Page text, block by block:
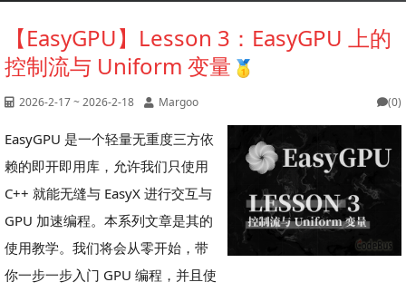
【EasyGPU】Lesson 3：EasyGPU 上的
控制流与 Uniform 变量
2026-2-17 ~ 2026-2-18 Margoo (0)
EasyGPU 是一个轻量无重度三方依
赖的即开即用库，允许我们只使用
C++ 就能无缝与 EasyX 进行交互与
GPU 加速编程。本系列文章是其的
使用教学。我们将会从零开始，带
你一步一步入门 GPU 编程，并且使